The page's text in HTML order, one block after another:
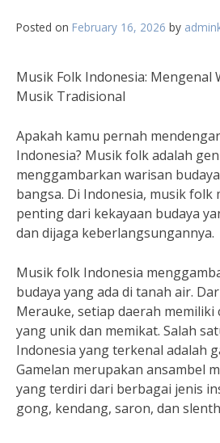
Posted on February 16, 2026 by
Musik Folk Indonesia: Mengenal
Musik Tradisional
Apakah kamu pernah
Indonesia? Musik folk adalah
menggambarkan warisan
bangsa. Di Indonesia, musik folk
penting dari kekayaan budaya
dan dijaga keberlangsungannya.
Musik folk Indonesia
budaya yang ada di tanah air.
Merauke, setiap daerah
yang unik dan memikat. Salah
Indonesia yang terkenal adalah
Gamelan merupakan ansambel
yang terdiri dari berbagai jenis
gong, kendang, saron, dan